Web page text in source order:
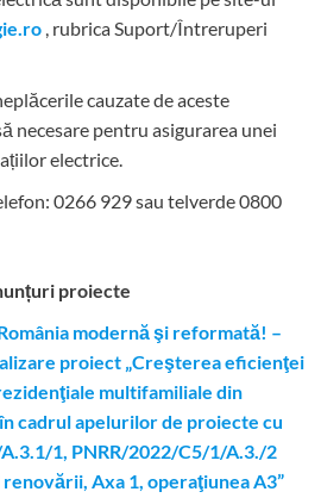
, rubrica Suport/Întreruperi
cauzate de aceste
necesare pentru asigurarea unei
electrice.
efon: 0266 929 sau telverde 0800
proiecte
modernă şi reformată! –
proiect „Creşterea eficienţei
multifamiliale din
cadrul apelurilor de proiecte cu
1, PNRR/2022/C5/1/A.3./2
Axa 1, operaţiunea A3”